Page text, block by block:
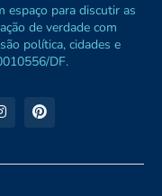
espaço para discutir as
de verdade com
política, cidades e
DF.